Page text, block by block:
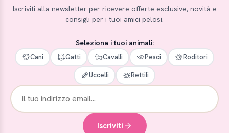
Iscriviti alla newsletter per ricevere offerte esclusive, novità e
consigli per i tuoi amici pelosi.
Seleziona i tuoi animali:
Cani Gatti Cavalli Pesci Roditori
Uccelli Rettili
Iscriviti